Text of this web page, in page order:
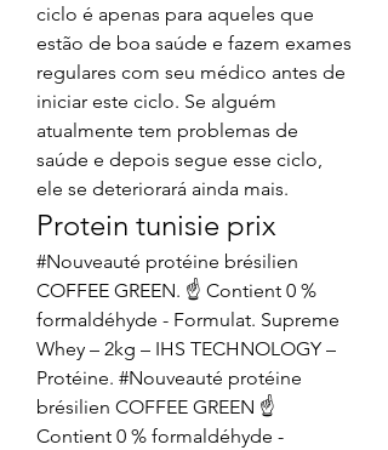
ciclo é apenas para aqueles que
estão de boa saúde e fazem exames
regulares com seu médico antes de
iniciar este ciclo. Se alguém
atualmente tem problemas de
saúde e depois segue esse ciclo,
ele se deteriorará ainda mais.
Protein tunisie prix
#Nouveauté protéine brésilien
COFFEE GREEN. ☝️ Contient 0 %
formaldéhyde - Formulat. Supreme
Whey – 2kg – IHS TECHNOLOGY –
Protéine. #Nouveauté protéine
brésilien COFFEE GREEN ☝️
Contient 0 % formaldéhyde -